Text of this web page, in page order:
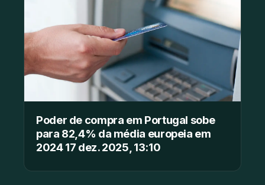
Poder de compra em Portugal sobe
para 82,4% da média europeia em
2024 17 dez. 2025, 13:10